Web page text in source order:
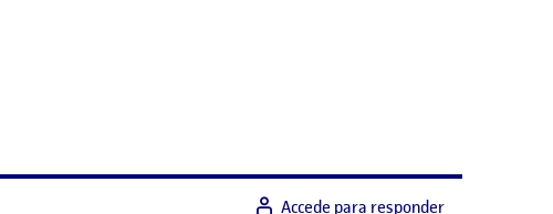
Accede para responder